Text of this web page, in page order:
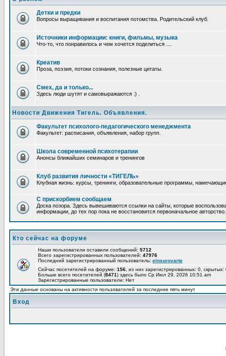
Детки и предки
Вопросы выращивания и воспитания потомства. Родительский клуб.
Источники информации: книги, фильмы, музыка
Что-то, что понравилось и чем хочется поделиться ....
Креатив
Проза, поэзия, потоки сознания, полезные цитаты.
Смех, да и только...
Здесь люди шутят и самовыражаются :) .
Новости Движения Тигель. Объявления.
Факультет психолого-педагогического менеджмента
Факультет: расписания, объявления, набор групп.
Школа современной психотерапии
Анонсы ближайших семинаров и тренингов
Клуб развития личности «ТИГЕЛЬ»
Клубная жизнь: курсы, тренинги, образовательные программы,
С прискорбием сообщаем
Доска позора. Здесь вывешиваются ссылки на сайты, которые
информации, до тех пор пока не восстановится первоначальное
Кто сейчас на форуме
Наши пользователи оставили сообщений: 5712
Всего зарегистрированных пользователей: 47976
Последний зарегистрированный пользователь: einsurovarte
Сейчас посетителей на форуме: 156 , из них зарегистрированных: 0,
Больше всего посетителей (8471) здесь было Ср Июл 29, 2026 10:51 am
Зарегистрированные пользователи: Нет
Эти данные основаны на активности пользователей за последние пять минут
Вход